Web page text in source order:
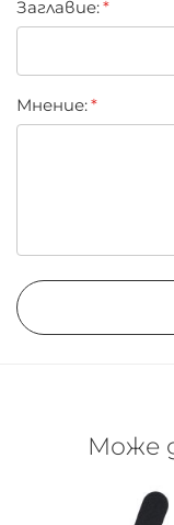
Заглавиe:
Мнение:
Може